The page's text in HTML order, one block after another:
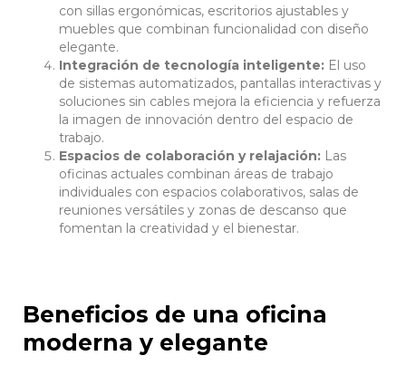
con sillas ergonómicas, escritorios ajustables y
muebles que combinan funcionalidad con diseño
elegante.
Integración de tecnología inteligente: El uso
de sistemas automatizados, pantallas interactivas y
soluciones sin cables mejora la eficiencia y refuerza
la imagen de innovación dentro del espacio de
trabajo.
Espacios de colaboración y relajación: Las
oficinas actuales combinan áreas de trabajo
individuales con espacios colaborativos, salas de
reuniones versátiles y zonas de descanso que
fomentan la creatividad y el bienestar.
Beneficios de una oficina
moderna y elegante